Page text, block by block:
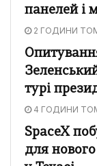
панелей і
2 ГОДИНИ
турі
4 ГОДИНИ
SpaceX
для